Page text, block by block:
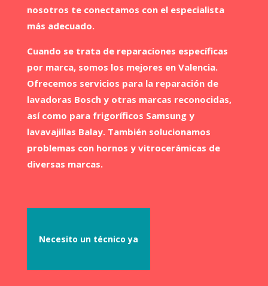
nosotros te conectamos con el especialista
más adecuado.
Cuando se trata de reparaciones específicas
por marca, somos los mejores en Valencia.
Ofrecemos servicios para la reparación de
lavadoras Bosch y otras marcas reconocidas,
así como para frigoríficos Samsung y
lavavajillas Balay. También solucionamos
problemas con hornos y vitrocerámicas de
diversas marcas.
Necesito un técnico ya